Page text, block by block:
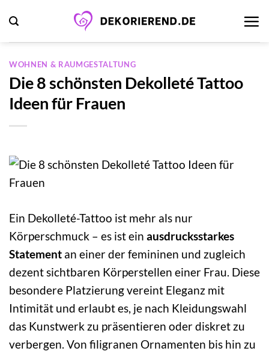
Inhalt
springen
WOHNEN & RAUMGESTALTUNG
Die 8 schönsten Dekolleté Tattoo
Ideen für Frauen
Ein Dekolleté-Tattoo ist mehr als nur
Körperschmuck – es ist ein ausdrucksstarkes
Statement an einer der femininen und zugleich
dezent sichtbaren Körperstellen einer Frau. Diese
besondere Platzierung vereint Eleganz mit
Intimität und erlaubt es, je nach Kleidungswahl
das Kunstwerk zu präsentieren oder diskret zu
verbergen. Von filigranen Ornamenten bis hin zu